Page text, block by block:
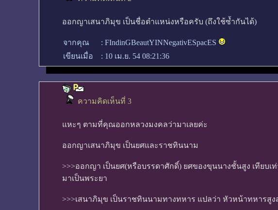
ออกญาเสนาภิมุข เป็นชื่อตำแหน่งหรือครับ (ถึงใช้ซ้ำกันได้)
จากคุณ : FIndinGBeautYINNegativESpacES
เขียนเมื่อ
: 10 เม.ย. 54 08:21:36
ความคิดเห็นที่ 3
แหะๆ ตามที่คุณออกหลวงมงคลว่ามาเลยค่ะ
ออกญาเสนาภิมุข เป็นยศและราชทินนาม
>>>ออกญา เป็นยศ(หรือบรรดาศักดิ์) ยศของขุนนางชั้นสูง เทียบ
มาเป็นพระยา
>>>เสนาภิมุข เป็นราชทินนามทางทหาร แปลว่า หัวหน้าทหารสู